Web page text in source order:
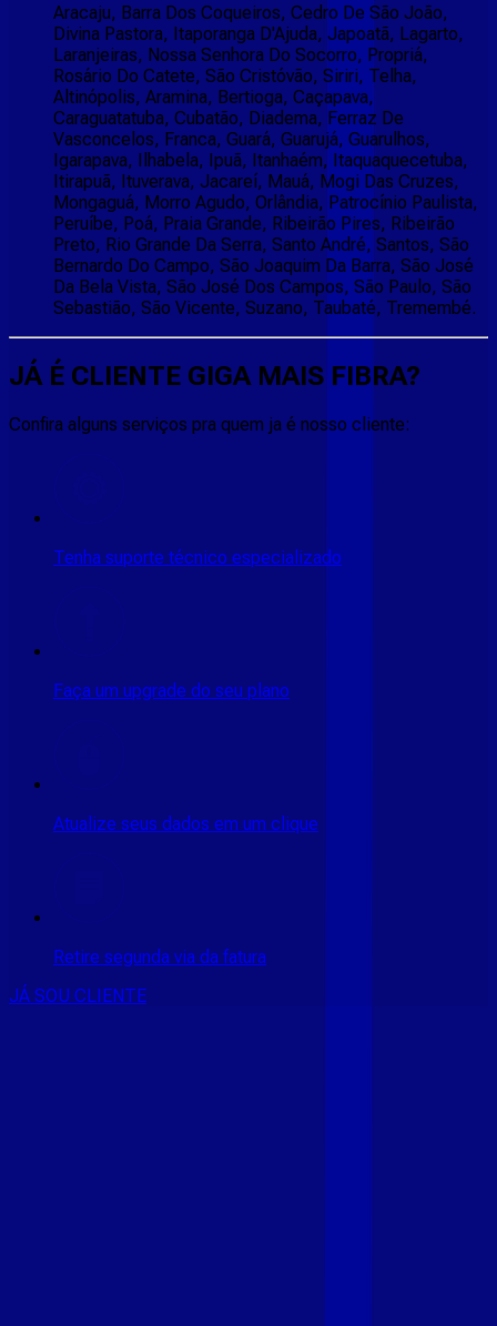
Aracaju, Barra Dos Coqueiros, Cedro De São João,
Divina Pastora, Itaporanga D'Ajuda, Japoatã, Lagarto,
Laranjeiras, Nossa Senhora Do Socorro, Propriá,
Rosário Do Catete, São Cristóvão, Siriri, Telha,
Altinópolis, Aramina, Bertioga, Caçapava,
Caraguatatuba, Cubatão, Diadema, Ferraz De
Vasconcelos, Franca, Guará, Guarujá, Guarulhos,
Igarapava, Ilhabela, Ipuã, Itanhaém, Itaquaquecetuba,
Itirapuã, Ituverava, Jacareí, Mauá, Mogi Das Cruzes,
Mongaguá, Morro Agudo, Orlândia, Patrocínio Paulista,
Peruíbe, Poá, Praia Grande, Ribeirão Pires, Ribeirão
Preto, Rio Grande Da Serra, Santo André, Santos, São
Bernardo Do Campo, São Joaquim Da Barra, São José
Da Bela Vista, São José Dos Campos, São Paulo, São
Sebastião, São Vicente, Suzano, Taubaté, Tremembé.
JÁ É CLIENTE GIGA MAIS FIBRA?
Confira alguns serviços pra quem ja é nosso cliente:
Tenha suporte técnico especializado
Faça um upgrade do seu plano
Atualize seus dados em um clique
Retire segunda via da fatura
JÁ SOU CLIENTE